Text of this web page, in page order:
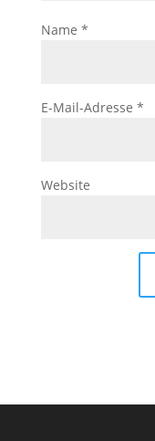
Name *
E-Mail-Adresse *
Website